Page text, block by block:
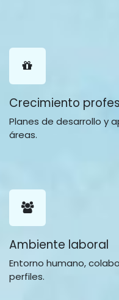
Crecimiento
Planes de desarrollo y
áreas.
Ambiente laboral
Entorno humano,
perfiles.